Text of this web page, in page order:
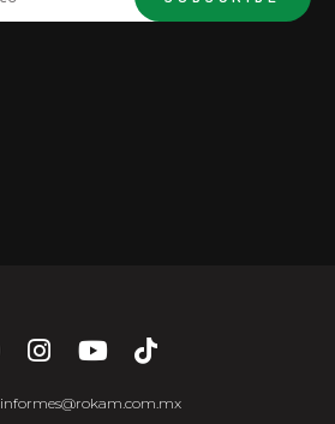
informes@rokam.com.mx